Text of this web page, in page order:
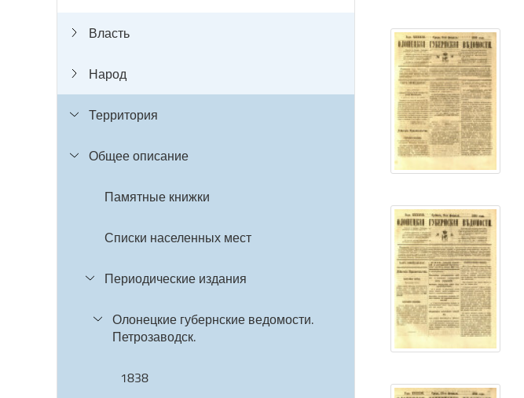
Власть
Народ
Территория
Общее описание
Памятные книжки
Списки населенных мест
Периодические издания
Олонецкие губернские ведомости.
Петрозаводск.
1838